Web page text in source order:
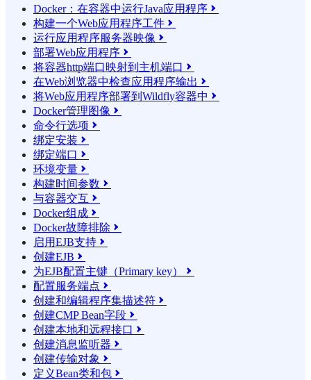
Docker：在容器中运行Java应用程序 
构建一个Web应用程序工件 
运行应用程序服务器映像 
部署Web应用程序 
将容器http端口映射到主机端口 
在Web浏览器中检查应用程序输出 
将Web应用程序部署到Wildfly容器中 
Docker管理图像 
命令行选项 
绑定安装 
绑定端口 
环境变量 
构建时间参数 
与容器交互 
Docker组成 
Docker故障排除 
启用EJB支持 
创建EJB 
为EJB配置主键（Primary key） 
配置服务端点 
创建和编辑程序集描述符 
创建CMP Bean字段 
创建本地和远程接口 
创建消息监听器 
创建传输对象 
定义Bean类和包 